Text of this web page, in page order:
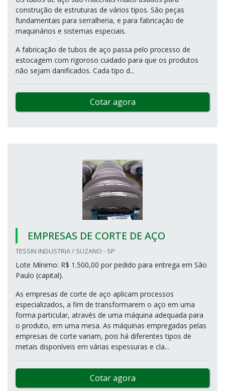
construção de estruturas de vários tipos. São peças
fundamentais para serralheria, e para fabricação de
maquinários e sistemas especiais.
A fabricação de tubos de aço passa pelo processo de
estocagem com rigoroso cuidado para que os produtos
não sejam danificados. Cada tipo d...
Cotar agora
EMPRESAS DE CORTE DE AÇO
TESSIN INDUSTRIA / SUZANO - SP
Lote Mínimo: R$ 1.500,00 por pedido para entrega em São
Paulo (capital).
As empresas de corte de aço aplicam processos
especializados, a fim de transformarem o aço em uma
forma particular, através de uma máquina adequada para
o produto, em uma mesa. As máquinas empregadas pelas
empresas de corte variam, pois há diferentes tipos de
metais disponíveis em várias espessuras e cla...
Cotar agora